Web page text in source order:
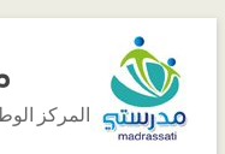
المركز